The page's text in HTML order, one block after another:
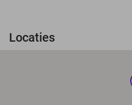
Locaties